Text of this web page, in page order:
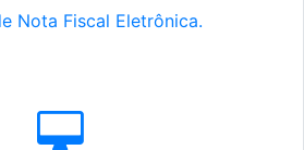
Nota Fiscal Eletrônica.